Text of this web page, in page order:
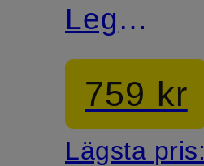
Leg
Jeans
759 kr
Lägsta pris: